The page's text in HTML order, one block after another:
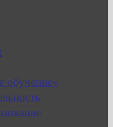
обучение»